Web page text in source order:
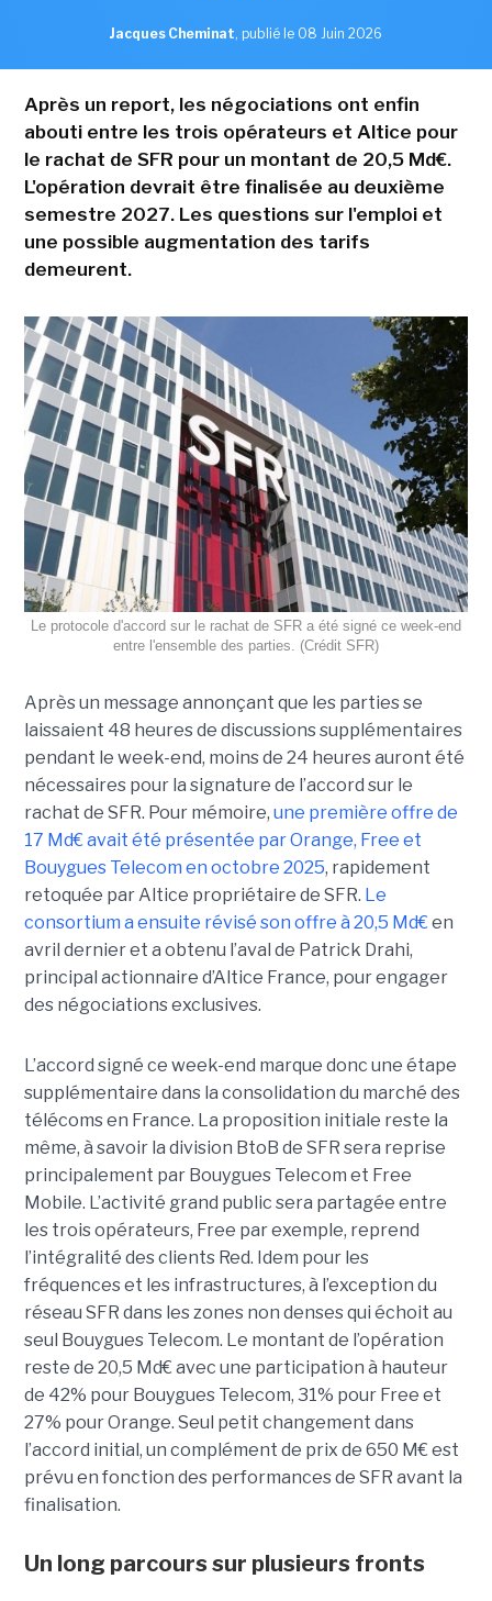
Jacques Cheminat, publié le 08 Juin 2026
Après un report, les négociations ont enfin
abouti entre les trois opérateurs et Altice pour
le rachat de SFR pour un montant de 20,5 Md€.
L'opération devrait être finalisée au deuxième
semestre 2027. Les questions sur l'emploi et
une possible augmentation des tarifs
demeurent.
Le protocole d'accord sur le rachat de SFR a été signé ce week-end
entre l'ensemble des parties. (Crédit SFR)
Après un message annonçant que les parties se
laissaient 48 heures de discussions supplémentaires
pendant le week-end, moins de 24 heures auront été
nécessaires pour la signature de l’accord sur le
rachat de SFR. Pour mémoire, une première offre de
17 Md€ avait été présentée par Orange, Free et
Bouygues Telecom en octobre 2025, rapidement
retoquée par Altice propriétaire de SFR. Le
consortium a ensuite révisé son offre à 20,5 Md€ en
avril dernier et a obtenu l’aval de Patrick Drahi,
principal actionnaire d’Altice France, pour engager
des négociations exclusives.
L’accord signé ce week-end marque donc une étape
supplémentaire dans la consolidation du marché des
télécoms en France. La proposition initiale reste la
même, à savoir la division BtoB de SFR sera reprise
principalement par Bouygues Telecom et Free
Mobile. L’activité grand public sera partagée entre
les trois opérateurs, Free par exemple, reprend
l’intégralité des clients Red. Idem pour les
fréquences et les infrastructures, à l’exception du
réseau SFR dans les zones non denses qui échoit au
seul Bouygues Telecom. Le montant de l’opération
reste de 20,5 Md€ avec une participation à hauteur
de 42% pour Bouygues Telecom, 31% pour Free et
27% pour Orange. Seul petit changement dans
l’accord initial, un complément de prix de 650 M€ est
prévu en fonction des performances de SFR avant la
finalisation.
Un long parcours sur plusieurs fronts